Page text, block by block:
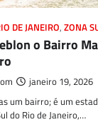
DE JANEIRO, ZONA
o Bairro
janeiro 19, 2026
um bairro; é um
do Rio de Janeiro,…